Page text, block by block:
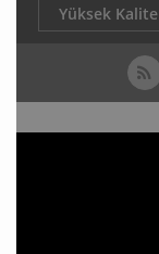
Yüksek Kalite